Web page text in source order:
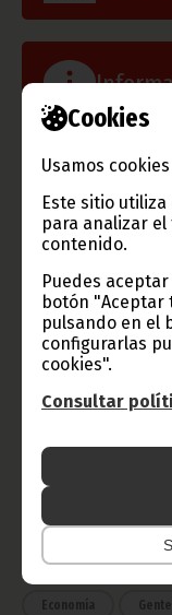
Cookies
Usamos
Este sitio
para analizar
contenido.
Puedes
botón "Aceptar
pulsando en el
configurarlas
cookies".
Consultar
TVGE
Radio
Haz click
Noticias
África
COVID-19
Economía Gente